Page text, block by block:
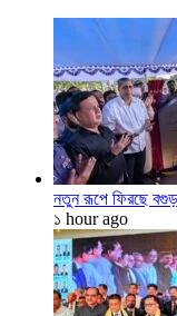
নতুন রূপে ফিরছে
১ hour ago